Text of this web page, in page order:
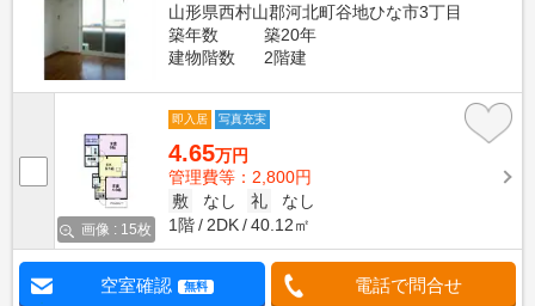
山形県西村山郡河北町谷地ひな市3丁目
築年数
築20年
建物階数
2階建
画像 : 15枚
即入居 写真充実
4.65万円
管理費等：2,800円
敷
なし 礼
なし
1階
2DK 40.12㎡
空室確認 無料 電話で問合せ